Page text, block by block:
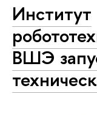
Институт
ВШЭ